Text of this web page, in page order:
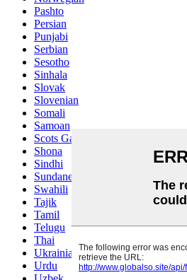
Pashto
Persian
Punjabi
Serbian
Sesotho
Sinhala
Slovak
Slovenian
Somali
Samoan
Scots Gaelic
Shona
Sindhi
Sundanese
Swahili
Tajik
Tamil
Telugu
Thai
Ukrainian
Urdu